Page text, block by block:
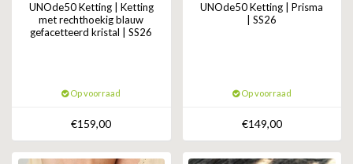
UNOde50 Ketting | Ketting
met rechthoekig blauw
gefacetteerd kristal | SS26
Op voorraad
€159,00
UNOde50 Ketting | Prisma
| SS26
Op voorraad
€149,00